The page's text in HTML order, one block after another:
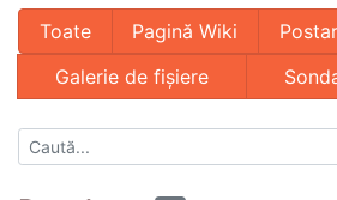
Toate Pagină Wiki
Galerie de fișiere